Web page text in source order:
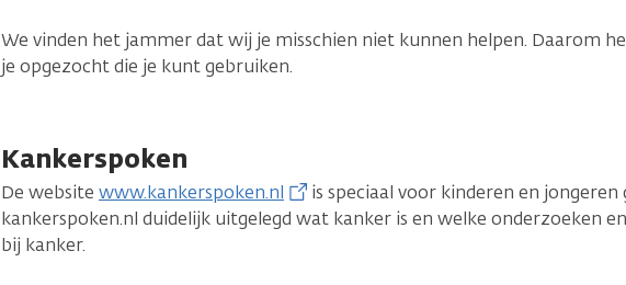
We vinden het jammer dat wij je misschien niet kunnen helpen. Daarom
je opgezocht die je kunt gebruiken.
Kankerspoken
De website www.kankerspoken.nl
is speciaal voor kinderen en jongeren
kankerspoken.nl duidelijk uitgelegd wat kanker is en welke onderzoeken
bij kanker.